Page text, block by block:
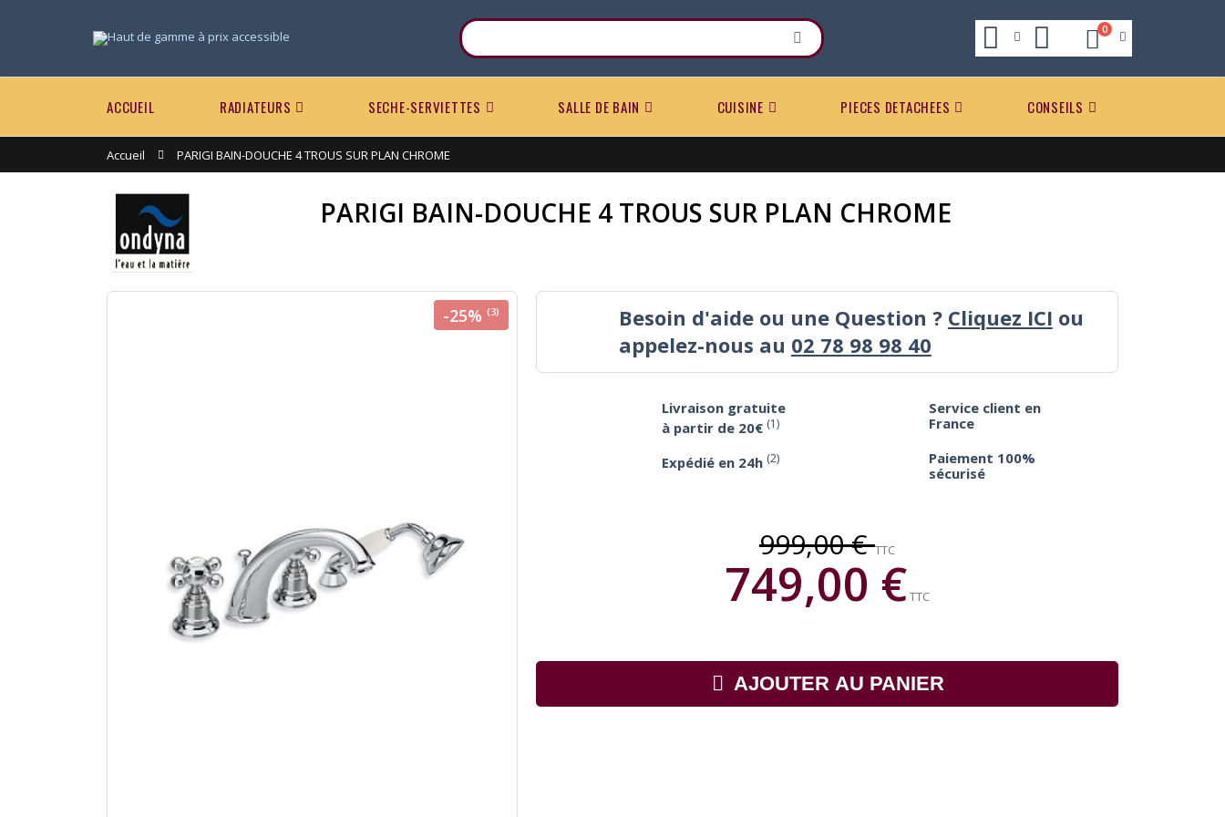
0
ACCUEIL RADIATEURS SECHE-SERVIETTES SALLE DE BAIN CUISINE PIECES DETACHEES CONSEILS
Accueil PARIGI BAIN-DOUCHE 4 TROUS SUR PLAN CHROME
PARIGI BAIN-DOUCHE 4 TROUS SUR PLAN CHROME
-25% (3) Besoin d'aide ou une Question ? Cliquez ICI ou
appelez-nous au 02 78 98 98 40
Livraison gratuite
à partir de 20€ (1)
Service client en
France
Expédié en 24h (2)
Paiement 100%
sécurisé
999,00 €TTC
749,00 €TTC
AJOUTER AU PANIER